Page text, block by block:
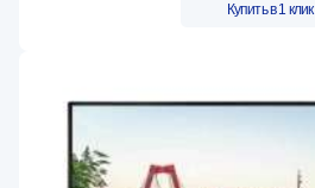
Купить в 1 клик